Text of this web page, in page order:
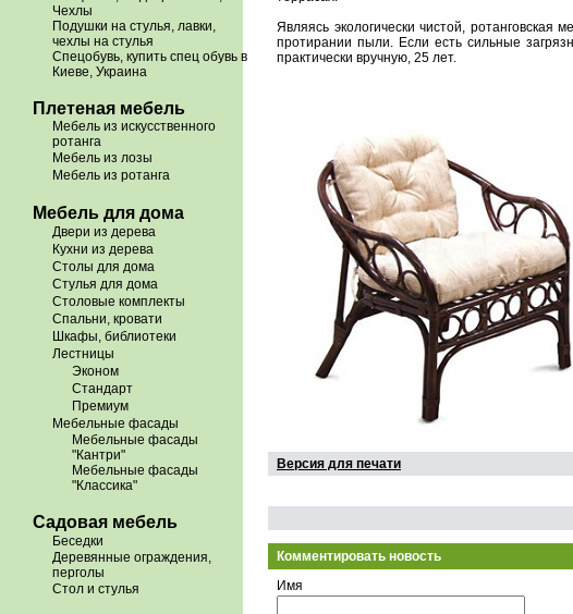
Чехлы
Подушки на стулья, лавки,
чехлы на стулья
Спецобувь, купить спец обувь в
Киеве, Украина
Плетеная мебель
Мебель из искусственного
ротанга
Мебель из лозы
Мебель из ротанга
Мебель для дома
Двери из дерева
Кухни из дерева
Столы для дома
Стулья для дома
Столовые комплекты
Спальни, кровати
Шкафы, библиотеки
Лестницы
Эконом
Стандарт
Премиум
Мебельные фасады
Мебельные фасады
"Кантри"
Мебельные фасады
"Классика"
Садовая мебель
Беседки
Деревянные ограждения,
перголы
Стол и стулья
Являясь экологически чистой,
протирании пыли. Если есть сильные
практически вручную, 25 лет.
Версия для печати
Комментировать новость
Имя